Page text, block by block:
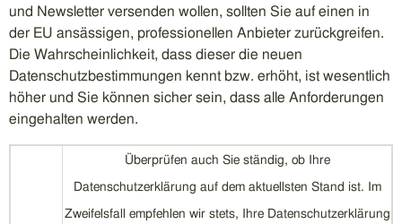
und Newsletter versenden wollen, sollten Sie auf einen in
der EU ansässigen, professionellen Anbieter zurückgreifen.
Die Wahrscheinlichkeit, dass dieser die neuen
Datenschutzbestimmungen kennt bzw. erhöht, ist wesentlich
höher und Sie können sicher sein, dass alle Anforderungen
eingehalten werden.
Überprüfen auch Sie ständig, ob Ihre
Datenschutzerklärung auf dem aktuellsten Stand ist. Im
Zweifelsfall empfehlen wir stets, Ihre Datenschutzerklärung